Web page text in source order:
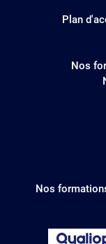
Plan
Nos
Nos